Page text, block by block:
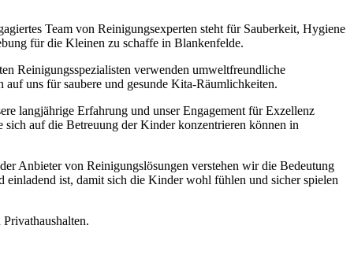
Team von Reinigungsexperten steht für Sauberkeit, Hygiene
für die Kleinen zu schaffe in Blankenfelde.
Reinigungsspezialisten verwenden umweltfreundliche
uns für saubere und gesunde Kita-Räumlichkeiten.
langjährige Erfahrung und unser Engagement für Exzellenz
auf die Betreuung der Kinder konzentrieren können in
Anbieter von Reinigungslösungen verstehen wir die Bedeutung
ist, damit sich die Kinder wohl fühlen und sicher spielen